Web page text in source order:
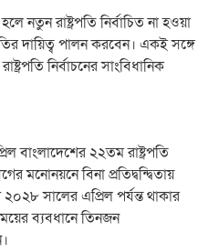
নতুন রাষ্ট্রপতি নির্বাচিত না হওয়া
দায়িত্ব পালন করবেন। একই সঙ্গে
নির্বাচনের সাংবিধানিক
বাংলাদেশের ২২তম রাষ্ট্রপতি
মনোনয়নে বিনা প্রতিদ্বন্দ্বিতায়
সালের এপ্রিল পর্যন্ত থাকার
ব্যবধানে তিনজন